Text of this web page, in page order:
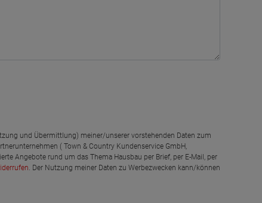
und Übermittlung) meiner/unserer vorstehenden Daten zum
( Town & Country Kundenservice GmbH,
Angebote rund um das Thema Hausbau per Brief, per E-Mail, per
. Der Nutzung meiner Daten zu Werbezwecken kann/können